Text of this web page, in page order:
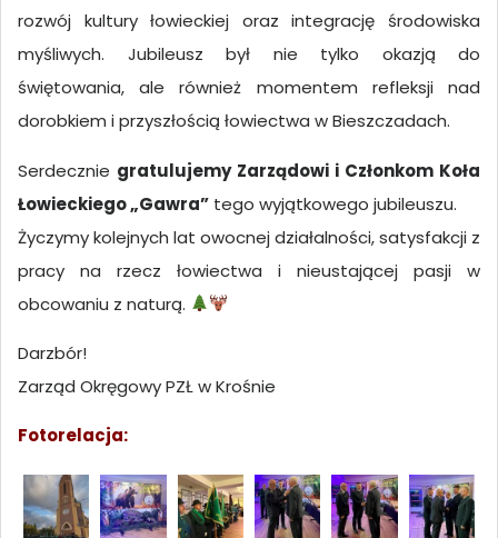
rozwój kultury łowieckiej oraz integrację środowiska
myśliwych. Jubileusz był nie tylko okazją do
świętowania, ale również momentem refleksji nad
dorobkiem i przyszłością łowiectwa w Bieszczadach.
Serdecznie gratulujemy Zarządowi i Członkom Koła
Łowieckiego „Gawra” tego wyjątkowego jubileuszu.
Życzymy kolejnych lat owocnej działalności, satysfakcji z
pracy na rzecz łowiectwa i nieustającej pasji w
obcowaniu z naturą.
Darzbór!
Zarząd Okręgowy PZŁ w Krośnie
Fotorelacja: